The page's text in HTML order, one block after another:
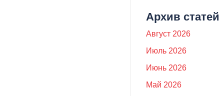
Архив статей
Август 2026
Июль 2026
Июнь 2026
Май 2026